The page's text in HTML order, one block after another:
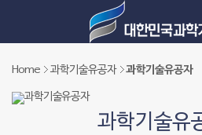
Home 과학기술유공자 과학기술유공자
과학기술유